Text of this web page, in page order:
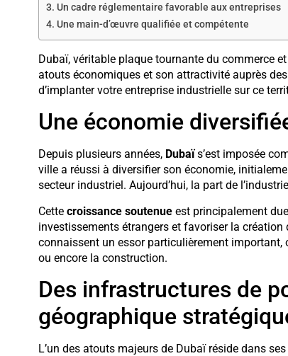
Un cadre réglementaire favorable aux entreprises
Une main-d’œuvre qualifiée et compétente
Dubaï, véritable plaque tournante du commerce
atouts économiques et son attractivité auprès
d’implanter votre entreprise industrielle sur ce
Une économie
Depuis plusieurs années, Dubaïs’est imposée
ville a réussi à diversifier son économie,
secteur industriel. Aujourd’hui, la part de
Cette croissance soutenueest principalement
investissements étrangers et favoriser la
connaissent un essor particulièrement important,
ou encore la construction.
Des infrastructures de
géographique
L’un des atouts majeurs de Dubaï réside dans ses